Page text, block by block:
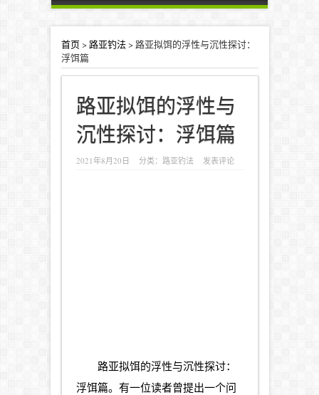
首页> 路亚钓法> 路亚拟饵的浮性与沉性探讨：
浮饵篇
路亚拟饵的浮性与
沉性探讨：浮饵篇
2021年8月20日 分类： 路亚钓法 发表评论
路亚拟饵的浮性与沉性探讨：
浮饵篇。有一位读者曾提出一个问